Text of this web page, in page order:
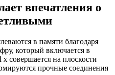
впечатления о
в памяти благодаря
который включается в
совершается на плоскости
прочные соединения